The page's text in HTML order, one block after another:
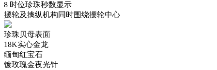
8 时位珍珠秒数显示
摆轮及擒纵机构同时围绕摆轮中心
珍珠贝母表面
18K实心金龙
缅甸红宝石
镀玫瑰金夜光针